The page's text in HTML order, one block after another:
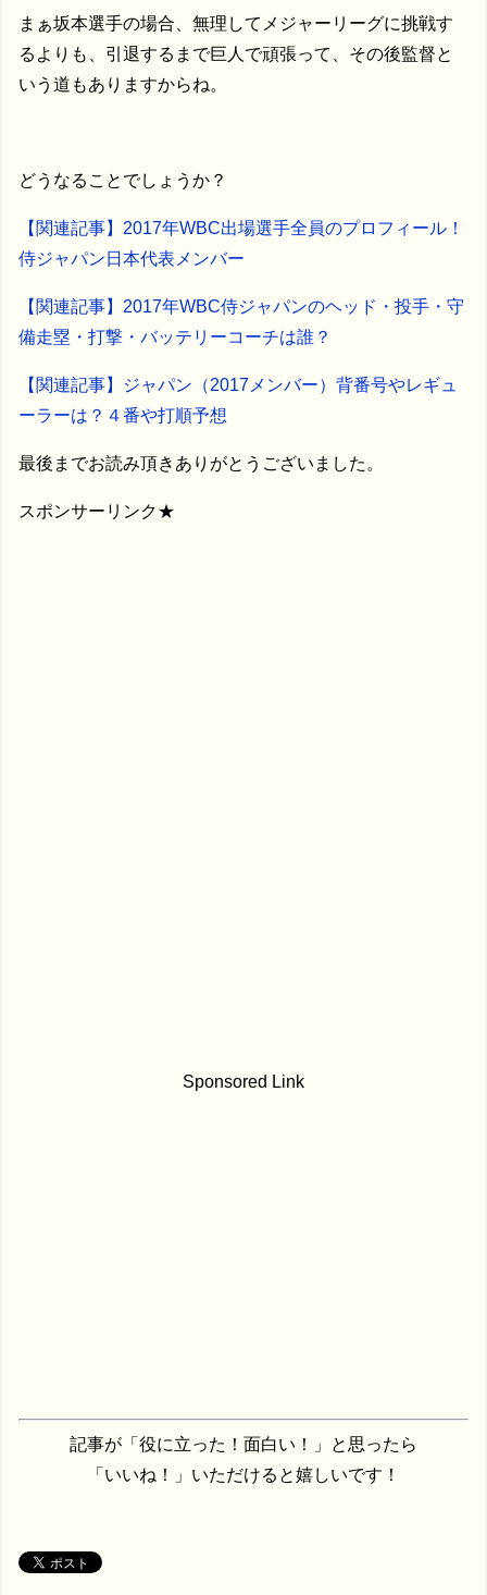
まぁ坂本選手の場合、無理してメジャーリーグに挑戦す
るよりも、引退するまで巨人で頑張って、その後監督と
いう道もありますからね。
どうなることでしょうか？
【関連記事】2017年WBC出場選手全員のプロフィール！
侍ジャパン日本代表メンバー
【関連記事】2017年WBC侍ジャパンのヘッド・投手・守
備走塁・打撃・バッテリーコーチは誰？
【関連記事】ジャパン（2017メンバー）背番号やレギュ
ーラーは？４番や打順予想
最後までお読み頂きありがとうございました。
スポンサーリンク★
Sponsored Link
記事が「役に立った！面白い！」と思ったら
「いいね！」いただけると嬉しいです！